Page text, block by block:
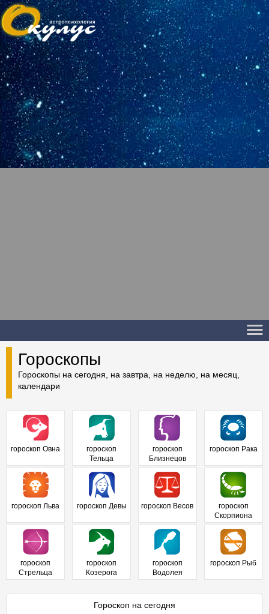
Гороскопы
Гороскопы на сегодня, на завтра, на неделю, на месяц,
календари
гороскоп Овна
гороскоп
Тельца
гороскоп
Близнецов
гороскоп Рака
гороскоп Льва гороскоп Девы гороскоп Весов
гороскоп
Скорпиона
гороскоп
Стрельца
гороскоп
Козерога
гороскоп
Водолея
гороскоп Рыб
Гороскоп на сегодня